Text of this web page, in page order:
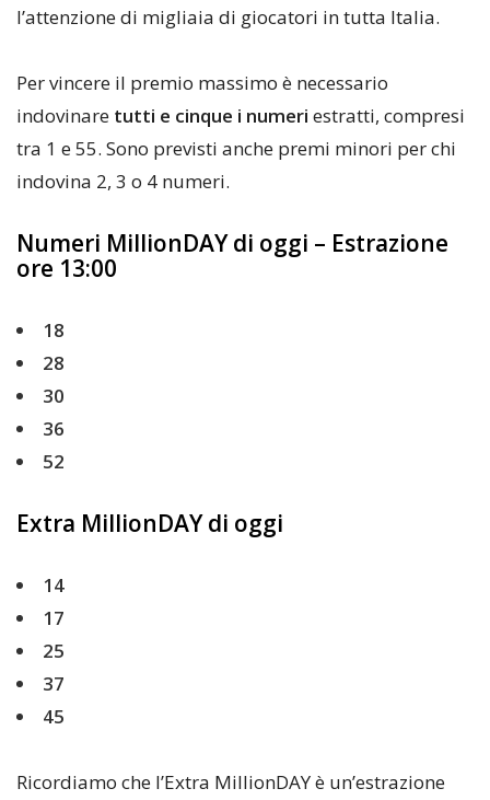
l’attenzione di migliaia di giocatori in tutta Italia.
Per vincere il premio massimo è necessario
indovinare tutti e cinque i numeri estratti, compresi
tra 1 e 55. Sono previsti anche premi minori per chi
indovina 2, 3 o 4 numeri.
Numeri MillionDAY di oggi – Estrazione
ore 13:00
18
28
30
36
52
Extra MillionDAY di oggi
14
17
25
37
45
Ricordiamo che l’Extra MillionDAY è un’estrazione